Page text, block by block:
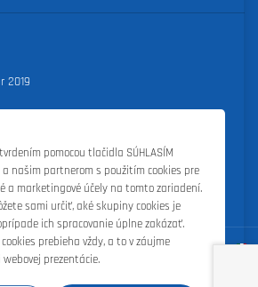
2019
pomocou tlačidla SÚHLASÍM
našim partnerom s použitím cookies pre
a marketingové účely na tomto zariadení.
sami určiť, aké skupiny cookies je
ich spracovanie úplne zakázať.
prebieha vždy, a to v záujme
prezentácie.